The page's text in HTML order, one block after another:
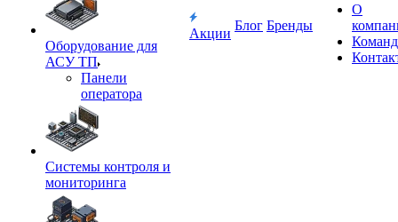
Оборудование для
АСУ ТП
Панели
оператора
Системы контроля и
мониторинга
Акции
Блог Бренды
О